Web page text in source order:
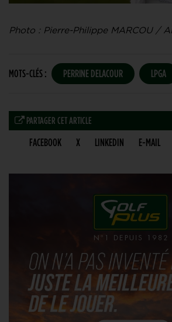
Photo : Pierre-Philippe MARCOU /
MOTS-CLÉS : PERRINE DELACOUR LPGA
PARTAGER CET ARTICLE
FACEBOOK X LINKEDIN E-MAIL